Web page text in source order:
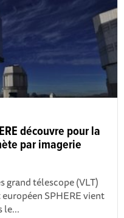
découvre pour la
par imagerie
grand télescope (VLT)
SPHERE vient
le...